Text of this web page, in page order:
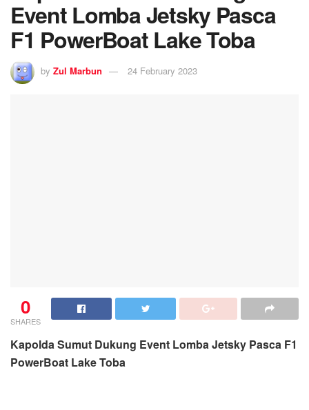
Event Lomba Jetsky Pasca
F1 PowerBoat Lake Toba
by Zul Marbun 24 February 2023
0
SHARES
Kapolda Sumut Dukung Event Lomba Jetsky Pasca F1
PowerBoat Lake Toba